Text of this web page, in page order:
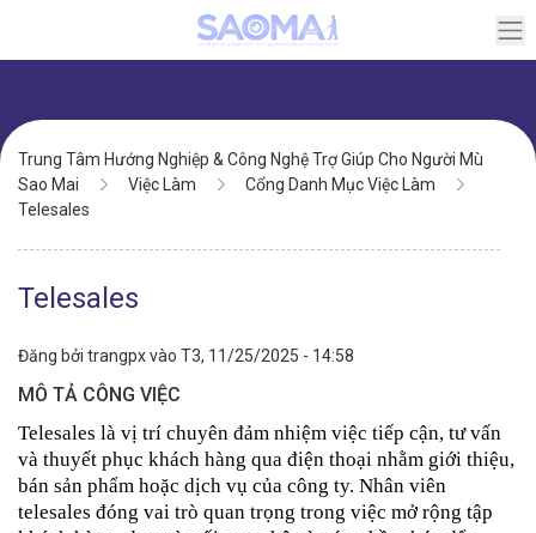
nội
Điều
hướng
Trung Tâm Hướng Nghiệp & Công Nghệ Trợ Giúp Cho Người Mù
Sao Mai
Việc Làm
Cổng Danh Mục Việc Làm
Telesales
Telesales
Đăng bởi trangpxvào T3, 11/25/2025 - 14:58
MÔ TẢ CÔNG VIỆC
Telesales là vị trí chuyên đảm nhiệm việc tiếp cận, tư vấn
và thuyết phục khách hàng qua điện thoại nhằm giới thiệu,
bán sản phẩm hoặc dịch vụ của công ty. Nhân viên
telesales đóng vai trò quan trọng trong việc mở rộng tập